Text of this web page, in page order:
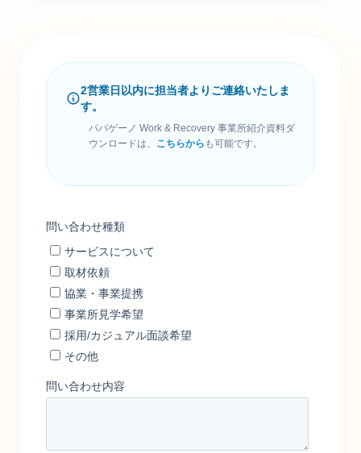
2営業日以内に担当者よりご連絡いたしま
す。
パパゲーノ Work & Recovery 事業所紹介資料ダ
ウンロードは、 こちらから も可能です。